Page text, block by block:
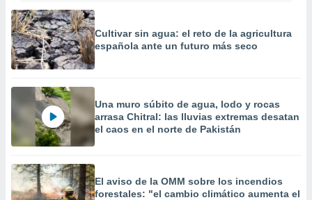
Cultivar sin agua: el reto de la agricultura
española ante un futuro más seco
Una muro súbito de agua, lodo y rocas
arrasa Chitral: las lluvias extremas desatan
el caos en el norte de Pakistán
El aviso de la OMM sobre los incendios
forestales: "el cambio climático aumenta el